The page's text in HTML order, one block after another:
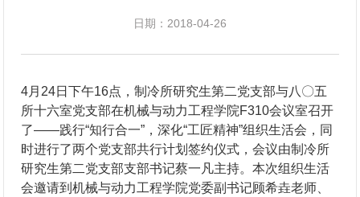
日期：2018-04-26
4月24日下午16点，制冷所研究生第二党支部与八〇五
所十六室党支部在机械与动力工程学院F310会议室召开
了——践行“知行合一”，深化“工匠精神”组织生活会，同
时进行了两个党支部共行计划签约仪式，会议由制冷所
研究生第二党支部支部书记蔡一凡主持。本次组织生活
会邀请到机械与动力工程学院党委副书记顾希垚老师、